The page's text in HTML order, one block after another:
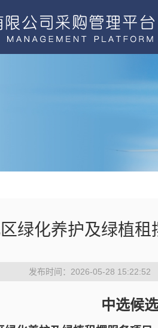
绿化养护及绿植
发布时间：2026-05-28 15:22:52
中选候